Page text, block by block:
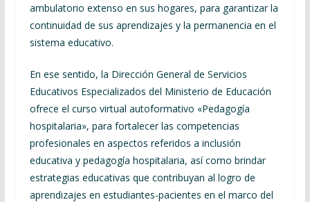
ambulatorio extenso en sus hogares, para garantizar la
continuidad de sus aprendizajes y la permanencia en el
sistema educativo.
En ese sentido, la Dirección General de Servicios
Educativos Especializados del Ministerio de Educación
ofrece el curso virtual autoformativo «Pedagogía
hospitalaria», para fortalecer las competencias
profesionales en aspectos referidos a inclusión
educativa y pedagogía hospitalaria, así como brindar
estrategias educativas que contribuyan al logro de
aprendizajes en estudiantes-pacientes en el marco del